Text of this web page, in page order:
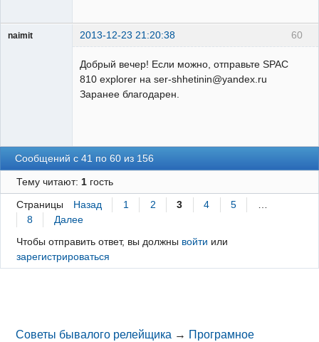
60
naimit 2013-12-23 21:20:38
Добрый вечер! Если можно, отправьте SPAC
810 explorer на ser-shhetinin@yandex.ru
Заранее благодарен.
Сообщений с 41 по 60 из 156
Тему читают: 1гость
Страницы Назад 1 2 3 4 5
8
Далее
Чтобы отправить ответ, вы должны войти или
зарегистрироваться
Советы бывалого релейщика → Програмное